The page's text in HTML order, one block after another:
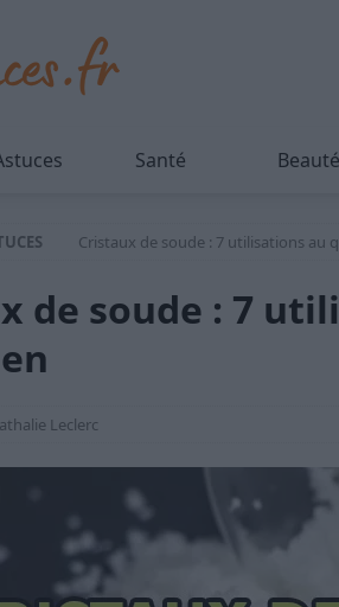
Santé Beauté
Cristaux de soude : 7 utilisations au
de soude : 7
Leclerc